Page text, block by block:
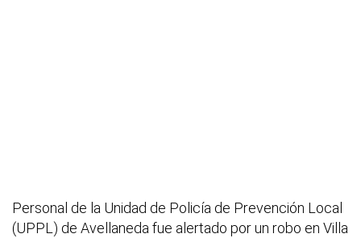
Personal de la Unidad de Policía de Prevención Local
(UPPL) de Avellaneda fue alertado por un robo en Villa